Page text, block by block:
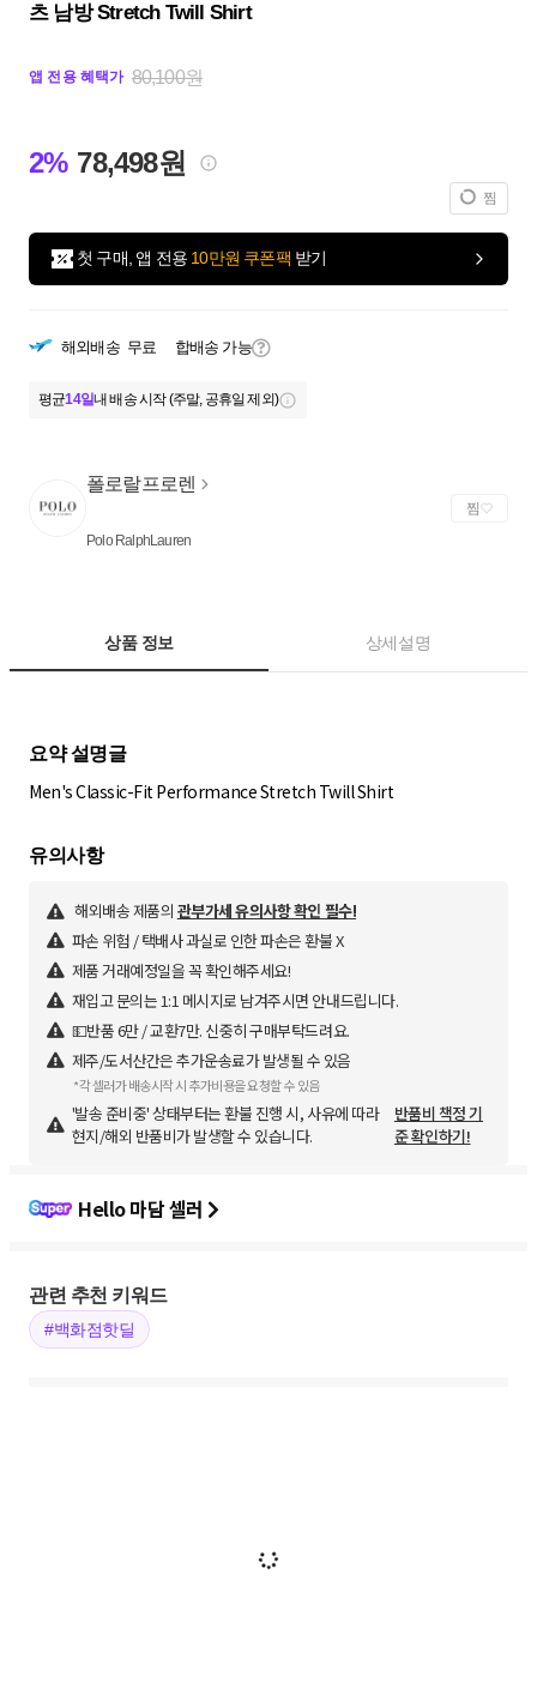
츠 남방 Stretch Twill Shirt
앱 전용 혜택가 80,100원
2% 78,498원
찜
첫 구매, 앱 전용 10만원 쿠폰팩 받기
해외배송 무료 합배송 가능
평균14일내 배송 시작 (주말, 공휴일 제외)
폴로랄프로렌
Polo RalphLauren
찜
상품 정보 상세설명
요약 설명글
Men's Classic-Fit Performance Stretch Twill Shirt
유의사항
해외배송 제품의 관부가세 유의사항 확인 필수!
파손 위험 / 택배사 과실로 인한 파손은 환불 X
제품 거래예정일을 꼭 확인해주세요!
재입고 문의는 1:1 메시지로 남겨주시면 안내드립니다.
💵반품 6만 / 교환7만. 신중히 구매부탁드려요.
제주/도서산간은 추가운송료가 발생될 수 있음
*각 셀러가 배송시작 시 추가비용을 요청할 수 있음
'발송 준비중' 상태부터는 환불 진행 시, 사유에 따라
현지/해외 반품비가 발생할 수 있습니다.
반품비 책정 기
준 확인하기!
Hello 마담 셀러
관련 추천 키워드
#백화점핫딜